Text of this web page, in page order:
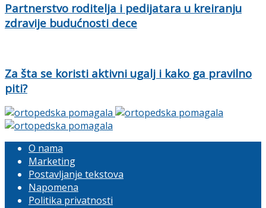
Partnerstvo roditelja i pedijatara u kreiranju
zdravije budućnosti dece
Za šta se koristi aktivni ugalj i kako ga pravilno
piti?
O nama
Marketing
Postavljanje tekstova
Napomena
Politika privatnosti